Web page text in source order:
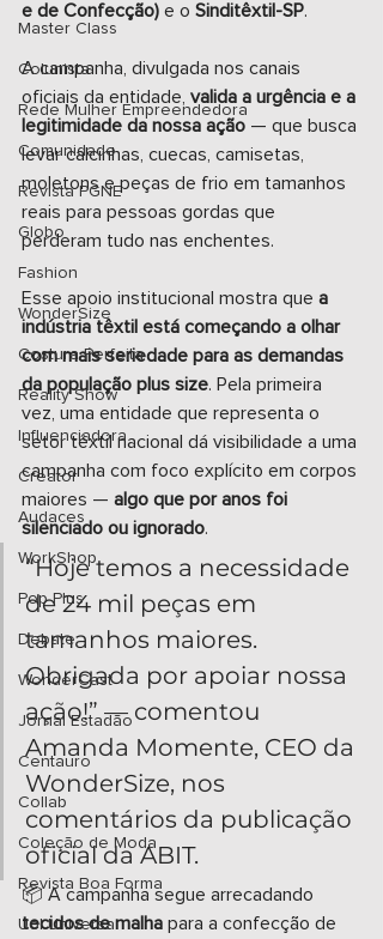
Master Class
Colunista
Rede Mulher Empreendedora
Comunidade
Revista PGNE
Globo
Fashion
WonderSize
Costura Perfeita
Reality Show
Influenciadora
Creator
Audaces
WorkShop
Pop Plus
Debate
WonderCast
Jornal Estadão
Centauro
Collab
Coleção de Moda
Revista Boa Forma
Uol Universa
e de Confecção) e o Sinditêxtil-SP.
A campanha, divulgada nos canais
oficiais da entidade, valida a urgência e a
legitimidade da nossa ação — que busca
levar calcinhas, cuecas, camisetas,
moletons e peças de frio em tamanhos
reais para pessoas gordas que
perderam tudo nas enchentes.
Esse apoio institucional mostra que a
indústria têxtil está começando a olhar
com mais seriedade para as demandas
da população plus size. Pela primeira
vez, uma entidade que representa o
setor têxtil nacional dá visibilidade a uma
campanha com foco explícito em corpos
maiores — algo que por anos foi
silenciado ou ignorado.
“Hoje temos a necessidade
de 24 mil peças em
tamanhos maiores.
Obrigada por apoiar nossa
ação!” — comentou
Amanda Momente, CEO da
WonderSize, nos
comentários da publicação
oficial da ABIT.
📦 A campanha segue arrecadando
tecidos de malha para a confecção de